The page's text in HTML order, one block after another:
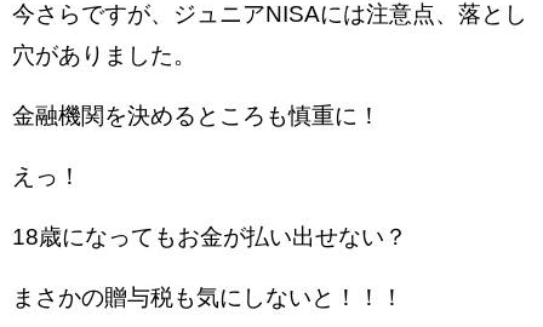
今さらですが、
ジュニアNISAには注意点、落とし
穴がありました。
金融機関を決めるところも慎重に！
えっ！
18歳になってもお金が払い出せない？
まさかの贈与税も気にしないと！！！